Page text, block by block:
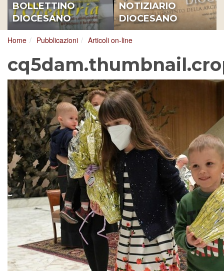
BOLLETTINO
DIOCESANO
NOTIZIARIO
DIOCESANO
Home Pubblicazioni Articoli on-line